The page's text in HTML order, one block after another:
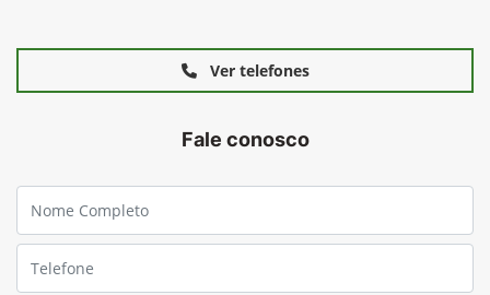
Ver telefones
Fale conosco